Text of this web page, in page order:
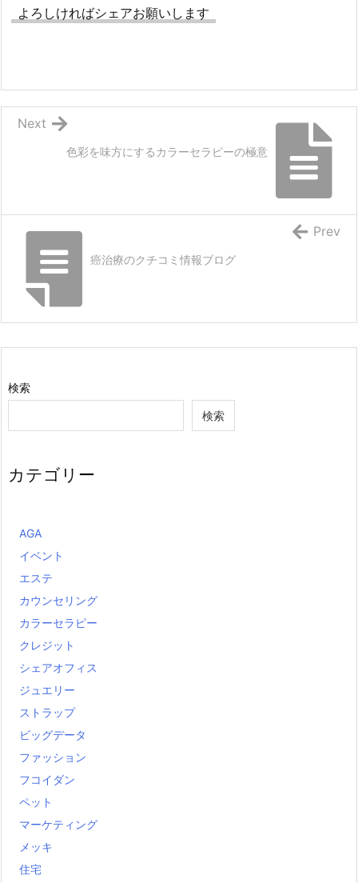
よろしければシェアお願いします
色彩を味方にするカラーセラピーの極意
Next
癌治療のクチコミ情報ブログ
Prev
検索
検索
カテゴリー
AGA
イベント
エステ
カウンセリング
カラーセラピー
クレジット
シェアオフィス
ジュエリー
ストラップ
ビッグデータ
ファッション
フコイダン
ペット
マーケティング
メッキ
住宅